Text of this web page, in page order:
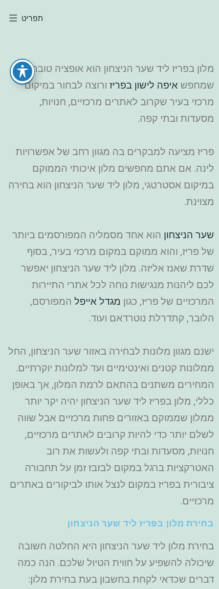
תפריט
מלון בפריז ליד שער הניצחון הוא אופציה טובה למי
שמחפש איפה לישון בפריז ורוצה לבחור במיקום
מרכזי בעיר שקרוב לאתרים מרכזיים, חנויות,
מסעדות ובתי קפה.
פריז מציעה למבקרים בה מגוון רחב של אפשרויות
לינה. אם אתם מחפשים מלון איכותי הממוקם
במיקום אסטרטגי, מלון ליד שער הניצחון הוא בחירה
מצוינת.
שער הניצחון הוא אחד מסמליה המפורסמים ביותר
של פריז, והוא ממוקם במקום מרכזי בעיר, בסוף
שדרת שאנז אליזה. מלון ליד שער הניצחון יאפשר
לכם ליהנות מנגישות נוחה לכל אתרי התיירות
המרכזיים של פריז, כגון מגדל אייפל המפורסם,
הלובר, קתדרלת נוטרדאם ועוד.
ישנם מגוון מלונות לבחירה באזור שער הניצחון, החל
ממלונות קטנים ואינטימיים ועד למלונות יוקרתיים.
המחירים משתנים בהתאם לרמת המלון, אך באופן
כללי, מלון בפריז ליד שער הניצחון יהיה יקר יותר
ממלון שממוקם באזורים פחות מרכזיים אבל שווה
לשלם יותר כדי להיות קרובים לאתרים מרכזיים,
חנויות, מסעדות ובתי קפה ולעשות את רוב
האטרקציות ברגל במקום לבזבז זמן על תחבורה
ציבורית בפריז במקום לנצל אותו לביקורים באתרים
מרכזיים.
בחירת מלון בפריז ליד שער הניצחון
בחירת מלון ליד שער הניצחון היא החלטה חשובה
שיכולה להשפיע על חווית הטיול שלכם. הנה כמה
דברים שכדאי לקחת בחשבון בעת בחירת מלון: